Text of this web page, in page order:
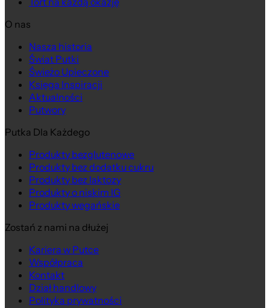
O nas
Nasza historia
Świat Putki
Świeżo Upieczone
Księga Inspiracji
Aktualności
Putwory
Putka Dla Każdego
Produkty bezglutenowe
Produkty bez dodatku cukru
Produkty bez laktozy
Produkty o niskim IG
Produkty wegańskie
Zostań z nami na dłużej
Kariera w Putce
Współpraca
Kontakt
Dział handlowy
Polityka prywatności